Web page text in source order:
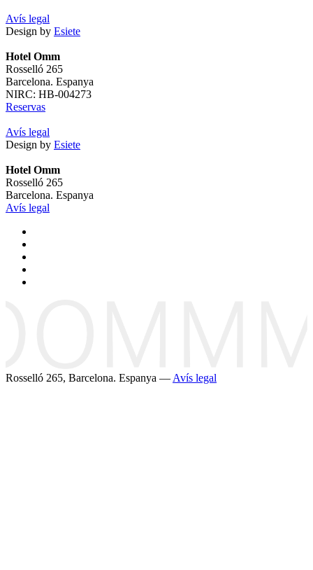
Avís legal
Design by Esiete
Hotel Omm
Rosselló 265
Barcelona. Espanya
NIRC: HB-004273
Reservas
Avís legal
Design by Esiete
Hotel Omm
Rosselló 265
Barcelona. Espanya
Avís legal
Rosselló 265, Barcelona. Espanya — Avís legal